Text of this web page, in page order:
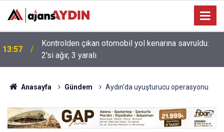
13:08 Aydınlı genç sporcu jujitsuda dünya 2'ncisi oldu
Anasayfa Gündem Aydın'da uyuşturucu operasyonu